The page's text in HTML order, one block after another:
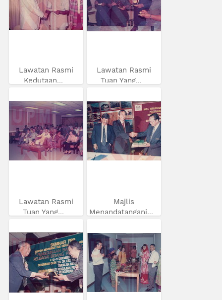
Lawatan Rasmi
Kedutaan...
Lawatan Rasmi
Tuan Yang...
Lawatan Rasmi
Tuan Yang...
Majlis
Menandatangani...